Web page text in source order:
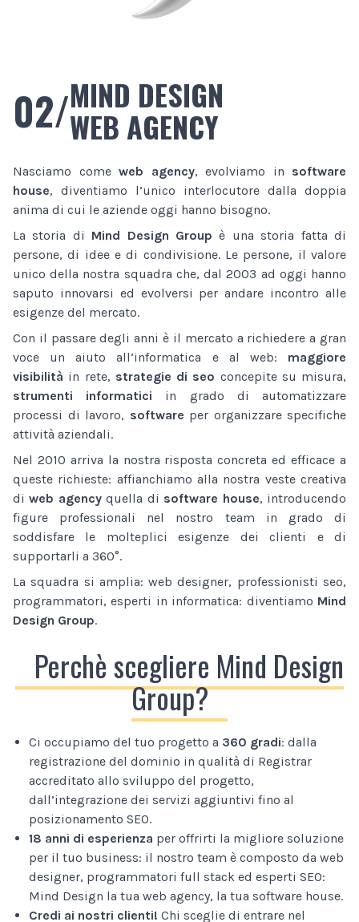
02/MIND DESIGN
WEB AGENCY
Nasciamo come web agency, evolviamo in software
house, diventiamo l’unico interlocutore dalla doppia
anima di cui le aziende oggi hanno bisogno.
La storia di Mind Design Group è una storia fatta di
persone, di idee e di condivisione. Le persone, il valore
unico della nostra squadra che, dal 2003 ad oggi hanno
saputo innovarsi ed evolversi per andare incontro alle
esigenze del mercato.
Con il passare degli anni è il mercato a richiedere a gran
voce un aiuto all’informatica e al web: maggiore
visibilità in rete, strategie di seo concepite su misura,
strumenti informatici in grado di automatizzare
processi di lavoro, software per organizzare specifiche
attività aziendali.
Nel 2010 arriva la nostra risposta concreta ed efficace a
queste richieste: affianchiamo alla nostra veste creativa
diweb agencyquella di software house, introducendo
figure professionali nel nostro team in grado di
soddisfare le molteplici esigenze dei clienti e di
supportarli a 360°.
La squadra si amplia: web designer, professionisti seo,
programmatori, esperti in informatica: diventiamo Mind
Design Group.
Perchè scegliere Mind Design
Group?
Ci occupiamo del tuo progetto a 360 gradi: dalla
registrazione del dominio in qualità di Registrar
accreditato allo sviluppo del progetto,
dall’integrazione dei servizi aggiuntivi fino al
posizionamento SEO.
18 anni di esperienza per offrirti la migliore soluzione
per il tuo business: il nostro team è composto da web
designer, programmatori full stack ed esperti SEO:
Mind Design la tua web agency, la tua software house.
Credi ai nostri clienti! Chi sceglie di entrare nel